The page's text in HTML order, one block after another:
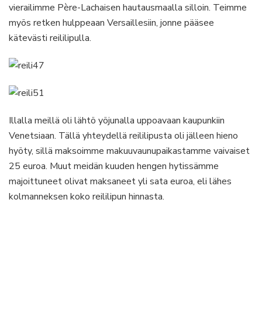
vierailimme Père-Lachaisen hautausmaalla silloin. Teimme
myös retken hulppeaan Versaillesiin, jonne pääsee
kätevästi reililipulla.
Illalla meillä oli lähtö yöjunalla uppoavaan kaupunkiin
Venetsiaan. Tällä yhteydellä reililipusta oli jälleen hieno
hyöty, sillä maksoimme makuuvaunupaikastamme vaivaiset
25 euroa. Muut meidän kuuden hengen hytissämme
majoittuneet olivat maksaneet yli sata euroa, eli lähes
kolmanneksen koko reililipun hinnasta.